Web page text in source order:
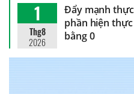
1
Thg8
2026
Đẩy mạnh thực
phần hiện
bằng 0